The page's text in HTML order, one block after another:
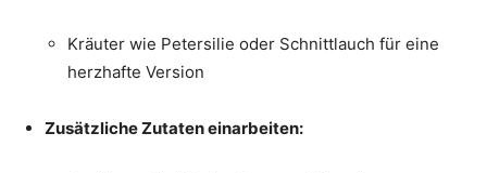
Kräuter wie Petersilie oder Schnittlauch für eine
herzhafte Version
Zusätzliche Zutaten einarbeiten: